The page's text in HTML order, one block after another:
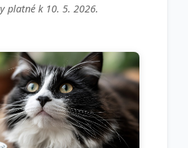
platné k 10. 5. 2026.